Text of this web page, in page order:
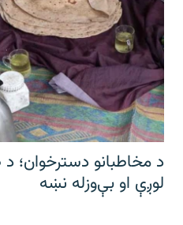
د مخاطبانو دسترخوان؛ د
لوږې او بې‌وزله نښه